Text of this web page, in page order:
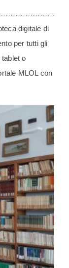
digitale di
per tutti gli
o
MLOL con